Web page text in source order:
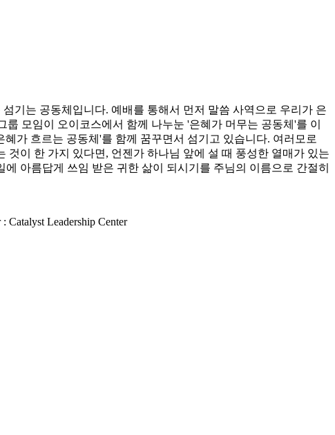
기는 공동체입니다. 예배를 통해서 먼저 말씀 사역으로 우리가 은
모임이 오이코스에서 함께 나누눈 '은혜가 머무는 공동체'를 이
가 흐르는 공동체'를 함께 꿈꾸면서 섬기고 있습니다. 여러모로
이 한 가지 있다면, 언젠가 하나님 앞에 설 때 풍성한 열매가 있는
아름답게 쓰임 받은 귀한 삶이 되시기를 주님의 이름으로 간절히
Leadership Center